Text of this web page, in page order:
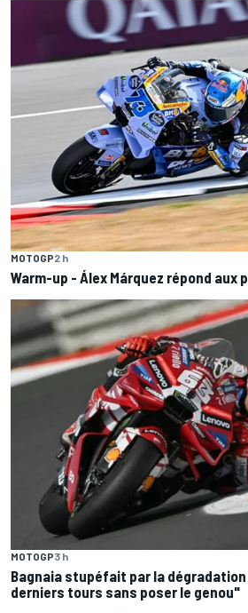
MOTOGP2 h
Warm-up - Álex Márquez répond aux
MOTOGP3 h
Bagnaia stupéfait par la
derniers tours sans poser le genou"